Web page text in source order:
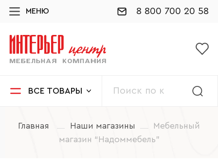
МЕНЮ 8 800 700 20 58
ВСЕ ТОВАРЫ
Главная Наши магазины
Мебельный
магазин “Надоммебель”